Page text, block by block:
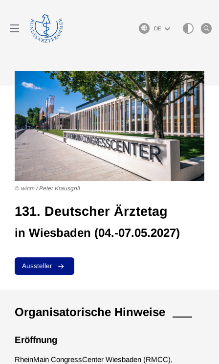
Sprachauswahl
131. Deutscher Ärztetag
in Wiesbaden (04.-07.05.2027)
Aussteller
wicm / Peter Krausgrill
Organisatorische Hinweise
Eröffnung
RheinMain CongressCenter Wiesbaden (RMCC),